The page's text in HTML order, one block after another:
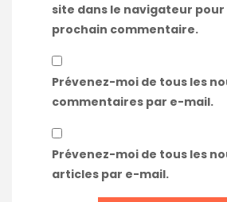
site dans le navigateur pour
prochain commentaire.
Prévenez-moi de tous les
commentaires par e-mail.
Prévenez-moi de tous les
articles par e-mail.